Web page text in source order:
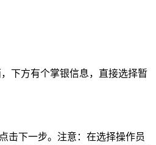
下方有个掌银信息，直接选择暂
击下一步。注意：在选择操作员